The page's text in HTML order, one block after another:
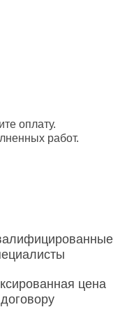
оплату.
работ.
цена